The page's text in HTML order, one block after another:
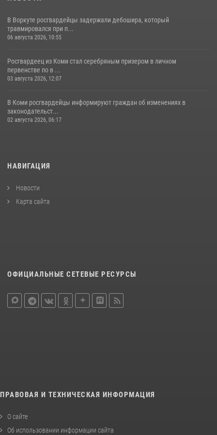
В Воркуте росгвардейцы задержали дебошира, который
травмировался при п...
06 августа 2026, 10:55
Росгвардеец из Коми стал серебряным призером в личном
первенстве по в ...
03 августа 2026, 12:07
В Коми росгвардейцы информируют граждан об изменениях в
законодательст...
02 августа 2026, 06:17
НАВИГАЦИЯ
Новости
Карта сайта
ОФИЦИАЛЬНЫЕ СЕТЕВЫЕ РЕСУРСЫ
ПРАВОВАЯ И ТЕХНИЧЕСКАЯ ИНФОРМАЦИЯ
О сайте
Об использовании информации сайта